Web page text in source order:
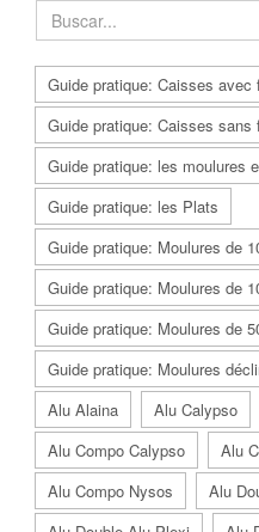
Guide pratique: Caisses avec
Guide pratique: Caisses sans
Guide pratique: les moulures
Guide pratique: les Plats
Guide pratique: Moulures de
Guide pratique: Moulures de
Guide pratique: Moulures de
Guide pratique: Moulures
Alu Alaina
Alu Calypso
Alu Compo Calypso
Alu
Alu Compo Nysos
Alu